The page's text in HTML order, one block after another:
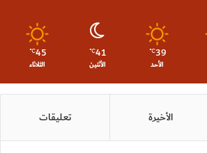
39
℃
الأحد
41
℃
الأثنين
45
℃
الثلاثاء
الأخيرة تعليقات